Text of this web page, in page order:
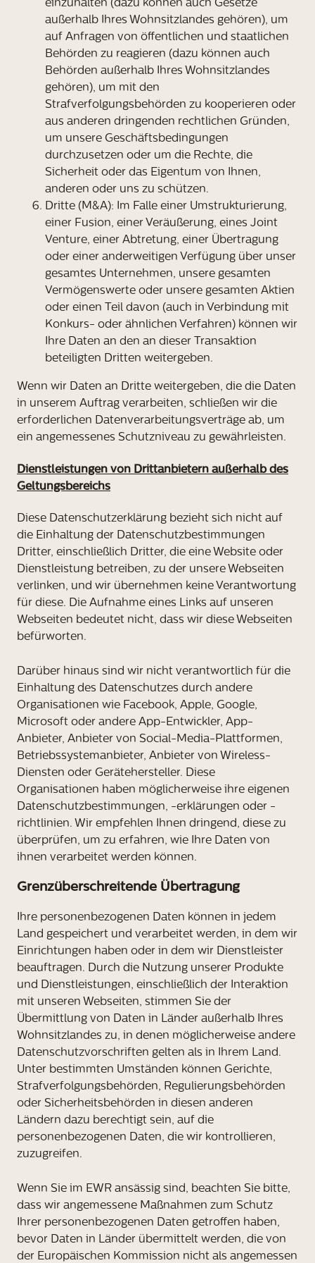
einzuhalten (dazu können auch Gesetze
außerhalb Ihres Wohnsitzlandes gehören), um
auf Anfragen von öffentlichen und staatlichen
Behörden zu reagieren (dazu können auch
Behörden außerhalb Ihres Wohnsitzlandes
gehören), um mit den
Strafverfolgungsbehörden zu kooperieren oder
aus anderen dringenden rechtlichen Gründen,
um unsere Geschäftsbedingungen
durchzusetzen oder um die Rechte, die
Sicherheit oder das Eigentum von Ihnen,
anderen oder uns zu schützen.
Dritte (M&A): Im Falle einer Umstrukturierung,
einer Fusion, einer Veräußerung, eines Joint
Venture, einer Abtretung, einer Übertragung
oder einer anderweitigen Verfügung über unser
gesamtes Unternehmen, unsere gesamten
Vermögenswerte oder unsere gesamten Aktien
oder einen Teil davon (auch in Verbindung mit
Konkurs- oder ähnlichen Verfahren) können wir
Ihre Daten an den an dieser Transaktion
beteiligten Dritten weitergeben.
Wenn wir Daten an Dritte weitergeben, die die Daten
in unserem Auftrag verarbeiten, schließen wir die
erforderlichen Datenverarbeitungsverträge ab, um
ein angemessenes Schutzniveau zu gewährleisten.
Dienstleistungen von Drittanbietern außerhalb des
Geltungsbereichs
Diese Datenschutzerklärung bezieht sich nicht auf
die Einhaltung der Datenschutzbestimmungen
Dritter, einschließlich Dritter, die eine Website oder
Dienstleistung betreiben, zu der unsere Webseiten
verlinken, und wir übernehmen keine Verantwortung
für diese. Die Aufnahme eines Links auf unseren
Webseiten bedeutet nicht, dass wir diese Webseiten
befürworten.
Darüber hinaus sind wir nicht verantwortlich für die
Einhaltung des Datenschutzes durch andere
Organisationen wie Facebook, Apple, Google,
Microsoft oder andere App-Entwickler, App-
Anbieter, Anbieter von Social-Media-Plattformen,
Betriebssystemanbieter, Anbieter von Wireless-
Diensten oder Gerätehersteller. Diese
Organisationen haben möglicherweise ihre eigenen
Datenschutzbestimmungen, -erklärungen oder -
richtlinien. Wir empfehlen Ihnen dringend, diese zu
überprüfen, um zu erfahren, wie Ihre Daten von
ihnen verarbeitet werden können.
Grenzüberschreitende Übertragung
Ihre personenbezogenen Daten können in jedem
Land gespeichert und verarbeitet werden, in dem wir
Einrichtungen haben oder in dem wir Dienstleister
beauftragen. Durch die Nutzung unserer Produkte
und Dienstleistungen, einschließlich der Interaktion
mit unseren Webseiten, stimmen Sie der
Übermittlung von Daten in Länder außerhalb Ihres
Wohnsitzlandes zu, in denen möglicherweise andere
Datenschutzvorschriften gelten als in Ihrem Land.
Unter bestimmten Umständen können Gerichte,
Strafverfolgungsbehörden, Regulierungsbehörden
oder Sicherheitsbehörden in diesen anderen
Ländern dazu berechtigt sein, auf die
personenbezogenen Daten, die wir kontrollieren,
zuzugreifen.
Wenn Sie im EWR ansässig sind, beachten Sie bitte,
dass wir angemessene Maßnahmen zum Schutz
Ihrer personenbezogenen Daten getroffen haben,
bevor Daten in Länder übermittelt werden, die von
der Europäischen Kommission nicht als angemessen